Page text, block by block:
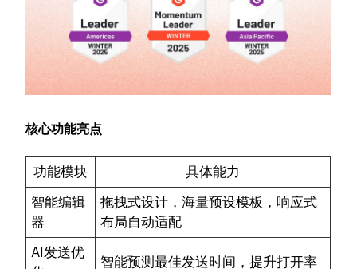
核心功能亮点
功能模块
具体能力
智能编辑
器
拖拽式设计，海量预设模板，响应式
布局自动适配
AI发送优
智能预测最佳发送时间，提升打开率